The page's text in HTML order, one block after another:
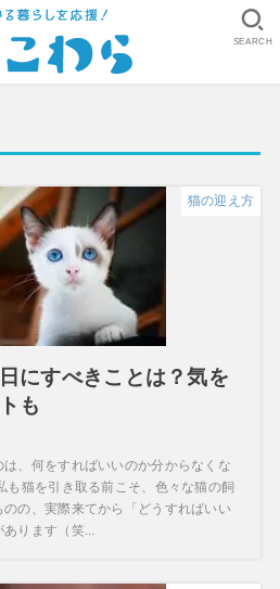
SEARCH
猫の迎え方
にすべきことは？気を
も
、何をすればいいのか分からなくな
も猫を引き取る前こそ、色々な猫の飼
の、実際来てから「どうすればいい
ります（笑...